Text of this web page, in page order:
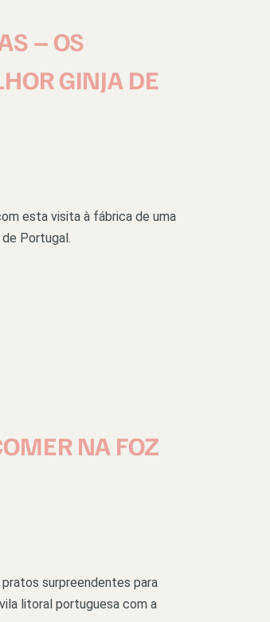
– OS
GINJA DE
esta visita à fábrica de uma
Portugal.
NA FOZ
surpreendentes para
litoral portuguesa com a